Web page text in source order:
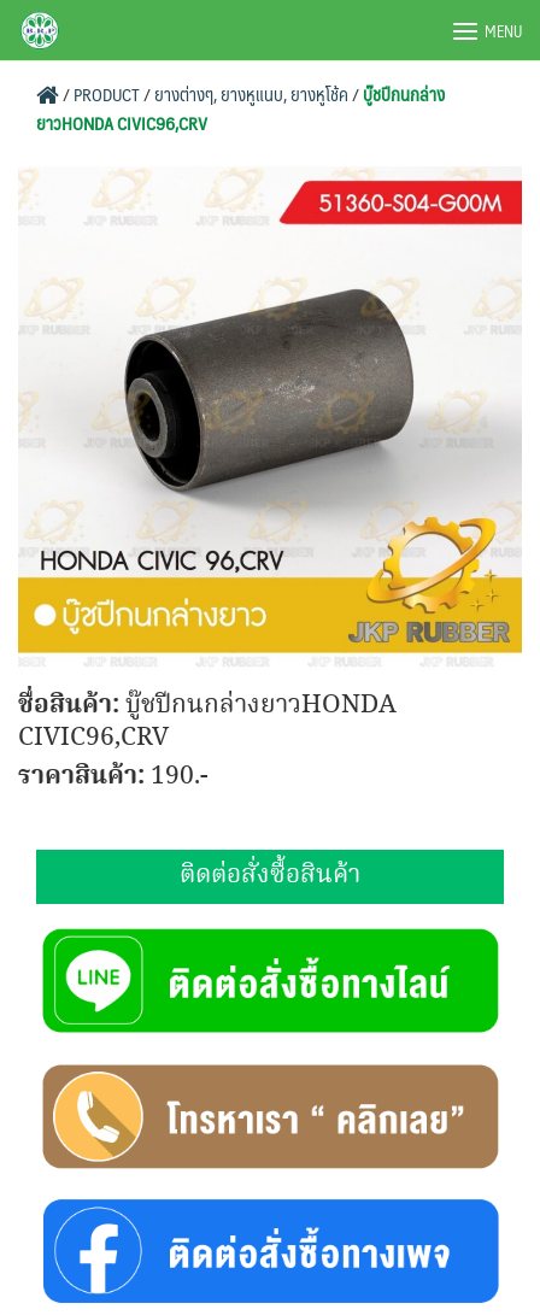
SkipBRPAUTO.COM MENU
/PRODUCT/ยางต่างๆ, ยางหูแนบ, ยางหูโช้ค/บู๊ชปีกนกล่าง
ยาวHONDA CIVIC96,CRV
ชื่อสินค้า:บู๊ชปีกนกล่างยาวHONDA
CIVIC96,CRV
ราคาสินค้า: 190.-
ติดต่อสั่งซื้อสินค้า